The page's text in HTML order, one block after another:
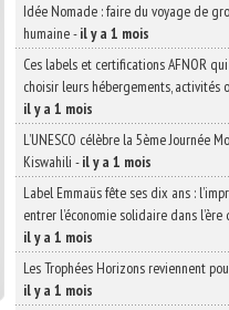
Idée Nomade : faire du voyage de
humaine-il y a 1 mois
Ces labels et certifications AFNOR
choisir leurs hébergements, activités
il y a 1 mois
L’UNESCO célèbre la 5ème Journée
Kiswahili -il y a 1 mois
Label Emmaüs fête ses dix ans :
entrer l’économie solidaire dans
il y a 1 mois
Les Trophées Horizons reviennent
il y a 1 mois